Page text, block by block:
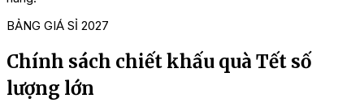
=> Khám phá ngay top các mẫu
BẢNG GIÁ SỈ 2027
Chính sách chiết khấu quà Tết số
lượng lớn